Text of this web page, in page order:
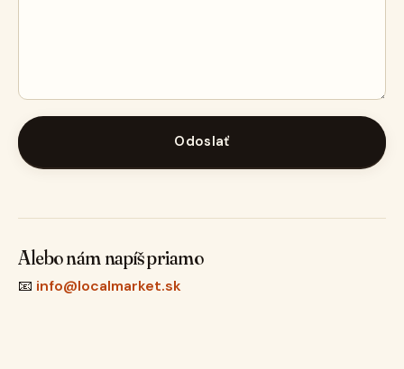
Odoslať
Alebo nám napíš priamo
📧 info@localmarket.sk